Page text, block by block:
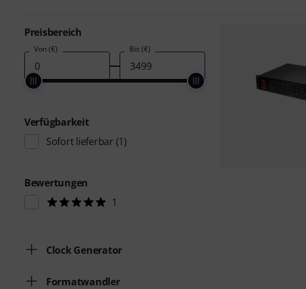
Preisbereich
Von (€) Bis (€)
Verfügbarkeit
Sofort lieferbar (1)
Bewertungen
1
Clock Generator
Formatwandler